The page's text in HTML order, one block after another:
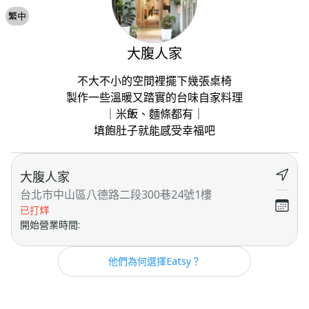
繁中
大腹人家
不大不小的空間裡擺下幾張桌椅
製作一些溫暖又踏實的台味自家料理
｜米飯、麵條都有｜
填飽肚子就能感受幸福吧
大腹人家
台北市中山區八德路二段300巷24號1樓
已打烊
開始營業時間:
他們為何選擇Eatsy？